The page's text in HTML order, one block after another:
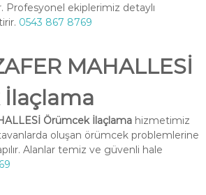
Profesyonel ekiplerimiz detaylı
0543 867 8769
MAHALLESİ
Örümcek İlaçlamahizmetimiz
oluşan örümcek problemlerine
Alanlar temiz ve güvenli hale